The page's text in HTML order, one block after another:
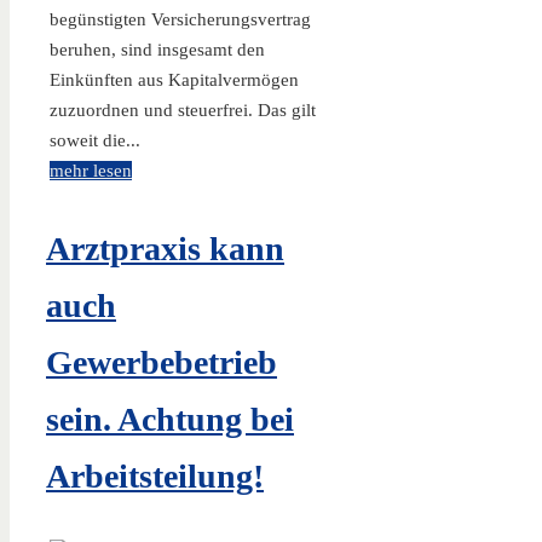
begünstigten Versicherungsvertrag
beruhen, sind insgesamt den
Einkünften aus Kapitalvermögen
zuzuordnen und steuerfrei. Das gilt
soweit die...
mehr lesen
Arztpraxis kann
auch
Gewerbebetrieb
sein. Achtung bei
Arbeitsteilung!